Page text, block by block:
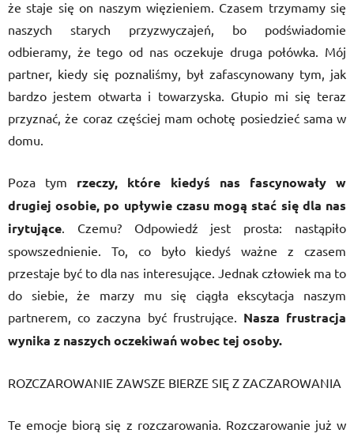
że staje się on naszym więzieniem. Czasem trzymamy się
naszych starych przyzwyczajeń, bo podświadomie
odbieramy, że tego od nas oczekuje druga połówka. Mój
partner, kiedy się poznaliśmy, był zafascynowany tym, jak
bardzo jestem otwarta i towarzyska. Głupio mi się teraz
przyznać, że coraz częściej mam ochotę posiedzieć sama w
domu.
Poza tym rzeczy, które kiedyś nas fascynowały w
drugiej osobie, po upływie czasu mogą stać się dla nas
irytujące. Czemu? Odpowiedź jest prosta: nastąpiło
spowszednienie. To, co było kiedyś ważne z czasem
przestaje być to dla nas interesujące. Jednak człowiek ma to
do siebie, że marzy mu się ciągła ekscytacja naszym
partnerem, co zaczyna być frustrujące. Nasza frustracja
wynika z naszych oczekiwań wobec tej osoby.
ROZCZAROWANIE ZAWSZE BIERZE SIĘ Z ZACZAROWANIA
Te emocje biorą się z rozczarowania. Rozczarowanie już w